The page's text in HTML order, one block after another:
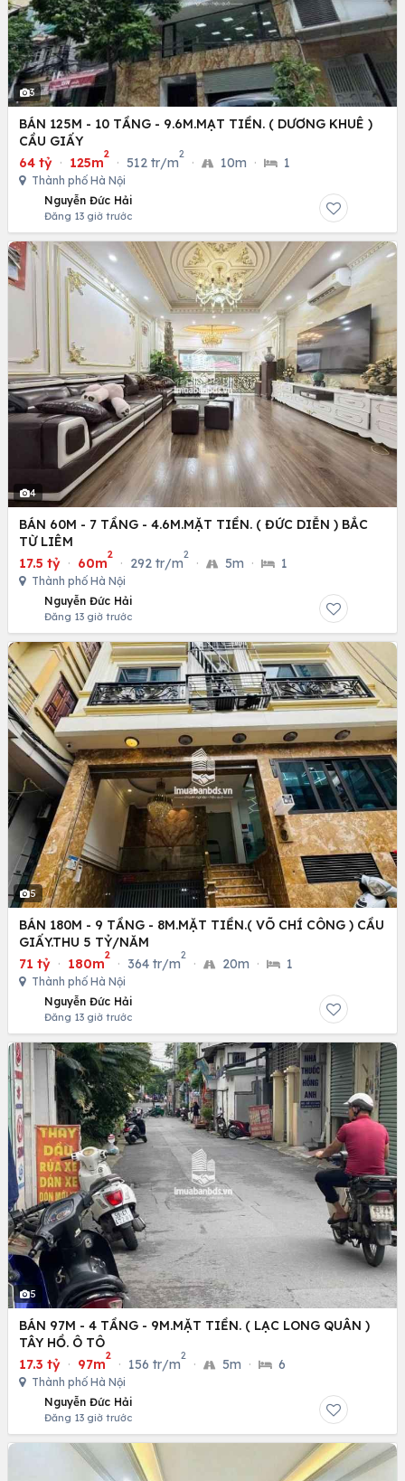
3
BÁN 125M - 10 TẦNG - 9.6M.MẠT TIỀN. ( DƯƠNG KHUÊ )
CẦU GIẤY
64 tỷ · 125m
2
· 512 tr/m
2
· 10m · 1
Thành phố Hà Nội
Nguyễn Đức Hải
Đăng 13 giờ trước
4
BÁN 60M - 7 TẦNG - 4.6M.MẶT TIỀN. ( ĐỨC DIỄN ) BẮC
TỪ LIÊM
17.5 tỷ · 60m
2
· 292 tr/m
2
· 5m · 1
Thành phố Hà Nội
Nguyễn Đức Hải
Đăng 13 giờ trước
5
BÁN 180M - 9 TẦNG - 8M.MẶT TIỀN.( VÕ CHÍ CÔNG ) CẦU
GIẤY.THU 5 TỶ/NĂM
71 tỷ · 180m
2
· 364 tr/m
2
· 20m · 1
Thành phố Hà Nội
Nguyễn Đức Hải
Đăng 13 giờ trước
5
BÁN 97M - 4 TẦNG - 9M.MẶT TIỀN. ( LẠC LONG QUÂN )
TÂY HỒ. Ô TÔ
17.3 tỷ · 97m
2
· 156 tr/m
2
· 5m · 6
Thành phố Hà Nội
Nguyễn Đức Hải
Đăng 13 giờ trước